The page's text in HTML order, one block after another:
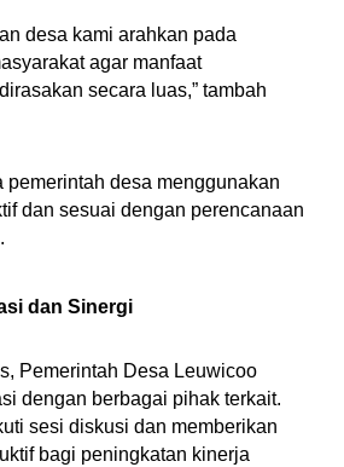
desa kami arahkan pada
agar manfaat
secara luas,” tambah
pemerintah desa menggunakan
dan sesuai dengan perencanaan
dan Sinergi
Pemerintah Desa Leuwicoo
dengan berbagai pihak terkait.
sesi diskusi dan memberikan
bagi peningkatan kinerja